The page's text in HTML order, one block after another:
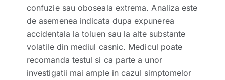
confuzie sau oboseala extrema. Analiza este
de asemenea indicata dupa expunerea
accidentala la toluen sau la alte substante
volatile din mediul casnic. Medicul poate
recomanda testul si ca parte a unor
investigatii mai ample in cazul simptomelor